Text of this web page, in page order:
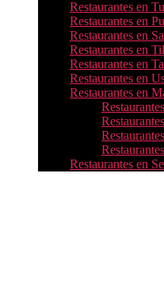
Restaurantes en
Restaurantes en
Restaurantes en
Restaurantes en
Restaurantes en
Restaurantes en
Restaurantes en
Restaurantes en